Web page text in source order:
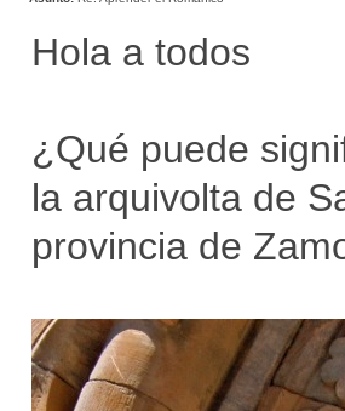
Hola a todos
¿Qué puede
la arquivolta de
provincia de